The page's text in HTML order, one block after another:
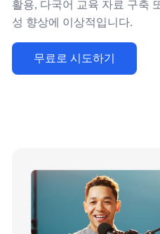
활용, 다국어 교육 자료 구축
성 향상에 이상적입니다.
무료로 시도하기